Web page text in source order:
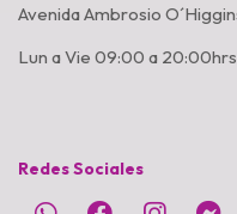
Avenida Ambrosio
Lun a Vie 09:00 a 20:00hrs
Redes Sociales